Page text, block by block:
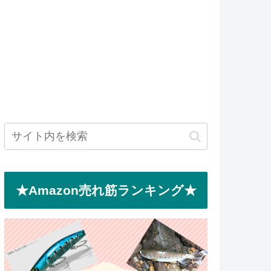
★Amazon売れ筋ランキング★